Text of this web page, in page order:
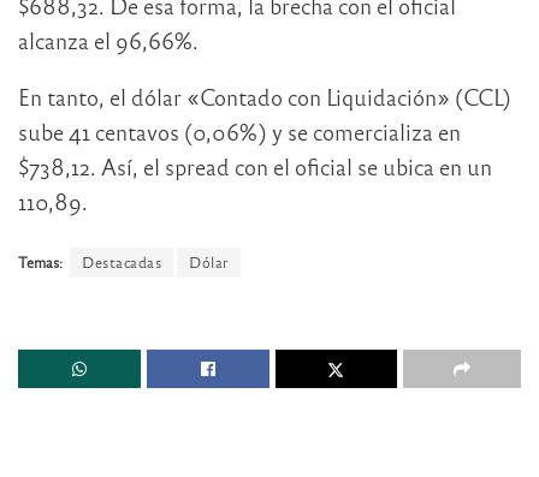
alcanza el 96,66%.
En tanto, el dólar «Contado con Liquidación» (CCL)
sube 41 centavos (0,06%) y se comercializa en
$738,12. Así, el spread con el oficial se ubica en un
110,89.
Temas: Destacadas Dólar